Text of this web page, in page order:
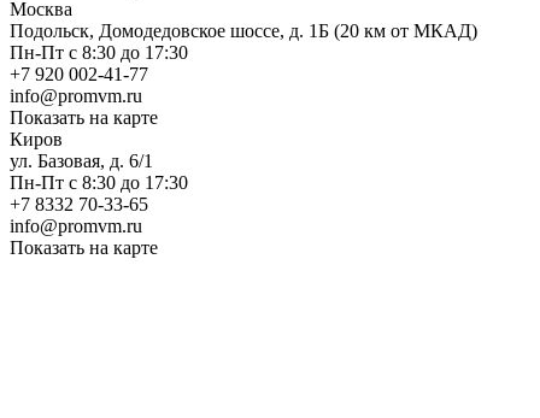
Москва
Подольск, Домодедовское шоссе, д. 1Б (20 км от МКАД)
Пн-Пт с 8:30 до 17:30
+7 920 002-41-77
info@promvm.ru
Показать на карте
Киров
ул. Базовая, д. 6/1
Пн-Пт с 8:30 до 17:30
+7 8332 70-33-65
info@promvm.ru
Показать на карте